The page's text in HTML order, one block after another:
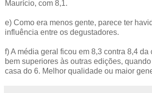
Maurício, com 8,1.
e) Como era menos gente, parece ter
influência entre os degustadores.
f) A média geral ficou em 8,3 contra 8,4 da
bem superiores às outras edições,
casa do 6. Melhor qualidade ou maior